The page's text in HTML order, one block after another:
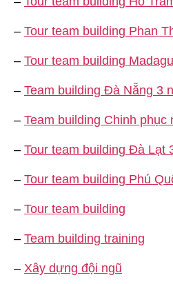
– Tour team building Phan
– Tour team building
– Team building Đà Nẵng 3
– Team building Chinh phục
– Tour team building Đà Lạt
– Tour team building Phú
– Tour team building
– Team building training
– Xây dựng đội ngũ